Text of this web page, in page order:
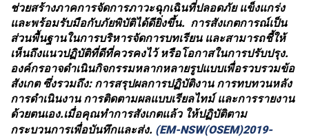
ช่วยสร้างภาคการจัดการภาวะฉุกเฉินที่ปลอดภัย แข็งแกร่ง
และพร้อมรับมือกับภัยพิบัติได้ดียิ่งขึ้น. การสังเกตการณ์เป็น
ส่วนพื้นฐานในการบริหารจัดการบทเรียน และสามารถชี้ให้
เห็นถึงแนวปฏิบัติที่ดีที่ควรคงไว้ หรือโอกาสในการปรับปรุง.
องค์กรอาจดำเนินกิจกรรมหลากหลายรูปแบบเพื่อรวบรวมข้อ
สังเกต ซึ่งรวมถึง: การสรุปผลการปฏิบัติงาน การทบทวนหลัง
การดำเนินงาน การติดตามผลแบบเรียลไทม์ และการรายงาน
ด้วยตนเอง.เมื่อคุณทำการสังเกตแล้ว ให้ปฏิบัติตาม
กระบวนการเพื่อบันทึกและส่ง. (EM-NSW(OSEM)2019-